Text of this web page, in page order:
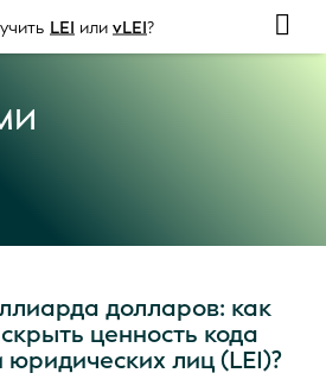
LEI или vLEI?
долларов: как
ценность кода
лиц (LEI)?